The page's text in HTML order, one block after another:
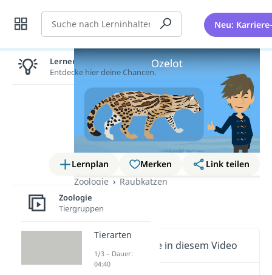
Suche Neu:
Lernplan Merken
Link teilen
Zoologie
Raubkatzen
Ozelot
Wichtige Inhalte in diesem Video
Lernen lohnt sich!
Entdecke hier deine Chancen.
Zoologie
Tiergruppen
Tierarten
1/3 – Dauer:
04:40